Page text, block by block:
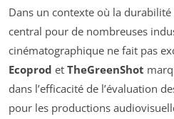
Dans un contexte où la
central pour de nombreuses
cinématographique ne fait pas
Ecoprod et TheGreenShot
dans l’efficacité de l’évaluation
pour les productions